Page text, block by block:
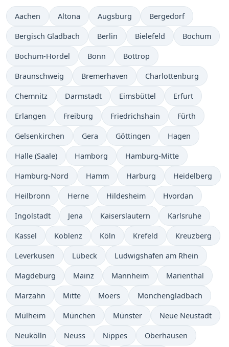
Aachen Altona Augsburg Bergedorf
Bergisch Gladbach Berlin Bielefeld Bochum
Bochum-Hordel Bonn Bottrop
Braunschweig Bremerhaven Charlottenburg
Chemnitz Darmstadt Eimsbüttel Erfurt
Erlangen Freiburg Friedrichshain Fürth
Gelsenkirchen Gera Göttingen Hagen
Halle (Saale) Hamborg Hamburg-Mitte
Hamburg-Nord Hamm Harburg Heidelberg
Heilbronn Herne Hildesheim Hvordan
Ingolstadt Jena Kaiserslautern Karlsruhe
Kassel Koblenz Köln Krefeld Kreuzberg
Leverkusen Lübeck Ludwigshafen am Rhein
Magdeburg Mainz Mannheim Marienthal
Marzahn Mitte Moers Mönchengladbach
Mülheim München Münster Neue Neustadt
Neukölln Neuss Nippes Oberhausen